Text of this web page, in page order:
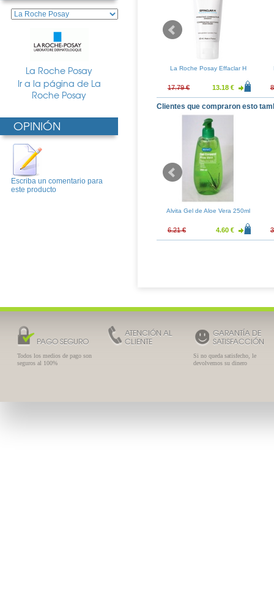
La Roche Posay
Ir a la página de La
Roche Posay
OPINIÓN
Escriba un comentario para
este producto
Effaclar Duo
13.18 €
La Roche Posay Hydraphase
UV Rica 50ml
29.57 €
La Roche Posay Effaclar H
17.79 € 13.18 €
Clientes que compraron esto
Alvita Gel de Aloe Vera 250ml
6.21 € 4.60 €
PAGO SEGURO
Todos los medios de pago son
seguros al 100%
ATENCIÓN AL
CLIENTE
GARANTÍA DE
SATISFACCIÓN
Si no queda satisfecho, le
devolvemos su dinero